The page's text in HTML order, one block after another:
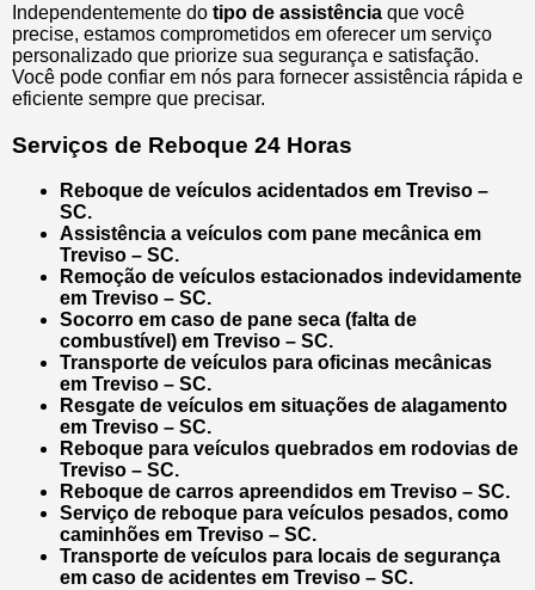
Independentemente do tipo de assistência que você
precise, estamos comprometidos em oferecer um serviço
personalizado que priorize sua segurança e satisfação.
Você pode confiar em nós para fornecer assistência rápida e
eficiente sempre que precisar.
Serviços de Reboque 24 Horas
Reboque de veículos acidentados em Treviso –
SC.
Assistência a veículos com pane mecânica em
Treviso – SC.
Remoção de veículos estacionados indevidamente
em Treviso – SC.
Socorro em caso de pane seca (falta de
combustível) em Treviso – SC.
Transporte de veículos para oficinas mecânicas
em Treviso – SC.
Resgate de veículos em situações de alagamento
em Treviso – SC.
Reboque para veículos quebrados em rodovias de
Treviso – SC.
Reboque de carros apreendidos em Treviso – SC.
Serviço de reboque para veículos pesados, como
caminhões em Treviso – SC.
Transporte de veículos para locais de segurança
em caso de acidentes em Treviso – SC.